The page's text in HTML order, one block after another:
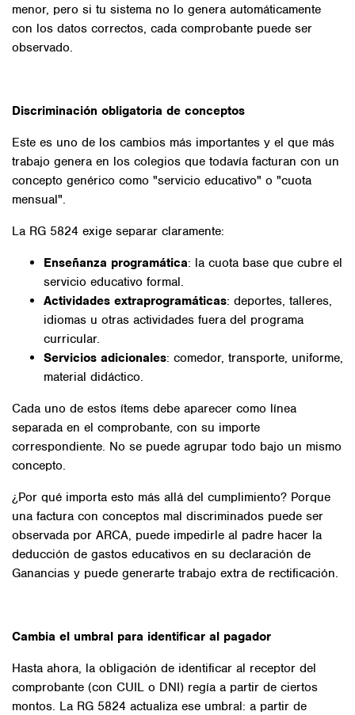
menor, pero si tu sistema no lo genera automáticamente
con los datos correctos, cada comprobante puede ser
observado.
Discriminación obligatoria de conceptos
Este es uno de los cambios más importantes y el que más
trabajo genera en los colegios que todavía facturan con un
concepto genérico como "servicio educativo" o "cuota
mensual".
La RG 5824 exige separar claramente:
Enseñanza programática: la cuota base que cubre el
servicio educativo formal.
Actividades extraprogramáticas: deportes, talleres,
idiomas u otras actividades fuera del programa
curricular.
Servicios adicionales: comedor, transporte, uniforme,
material didáctico.
Cada uno de estos ítems debe aparecer como línea
separada en el comprobante, con su importe
correspondiente. No se puede agrupar todo bajo un mismo
concepto.
¿Por qué importa esto más allá del cumplimiento? Porque
una factura con conceptos mal discriminados puede ser
observada por ARCA, puede impedirle al padre hacer la
deducción de gastos educativos en su declaración de
Ganancias y puede generarte trabajo extra de rectificación.
Cambia el umbral para identificar al pagador
Hasta ahora, la obligación de identificar al receptor del
comprobante (con CUIL o DNI) regía a partir de ciertos
montos. La RG 5824 actualiza ese umbral: a partir de